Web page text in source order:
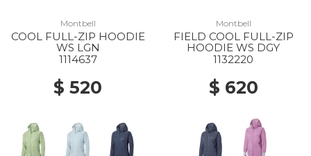
Montbell
COOL FULL-ZIP HOODIE
WS LGN
1114637
$ 520
Montbell
FIELD COOL FULL-ZIP
HOODIE WS DGY
1132220
$ 620